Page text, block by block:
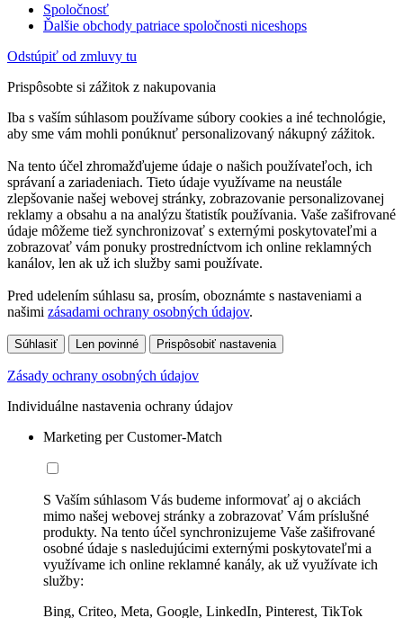
Spoločnosť
Ďalšie obchody patriace spoločnosti niceshops
Odstúpiť od zmluvy tu
Prispôsobte si zážitok z nakupovania
Iba s vaším súhlasom používame súbory cookies a iné technológie,
aby sme vám mohli ponúknuť personalizovaný nákupný zážitok.
Na tento účel zhromažďujeme údaje o našich používateľoch, ich
správaní a zariadeniach. Tieto údaje využívame na neustále
zlepšovanie našej webovej stránky, zobrazovanie personalizovanej
reklamy a obsahu a na analýzu štatistík používania. Vaše zašifrované
údaje môžeme tiež synchronizovať s externými poskytovateľmi a
zobrazovať vám ponuky prostredníctvom ich online reklamných
kanálov, len ak už ich služby sami používate.
Pred udelením súhlasu sa, prosím, oboznámte s nastaveniami a
našimi zásadami ochrany osobných údajov.
Súhlasiť Len povinné Prispôsobiť nastavenia
Zásady ochrany osobných údajov
Individuálne nastavenia ochrany údajov
Marketing per Customer-Match
S Vaším súhlasom Vás budeme informovať aj o akciách
mimo našej webovej stránky a zobrazovať Vám príslušné
produkty. Na tento účel synchronizujeme Vaše zašifrované
osobné údaje s nasledujúcimi externými poskytovateľmi a
využívame ich online reklamné kanály, ak už využívate ich
služby:
Bing, Criteo, Meta, Google, LinkedIn, Pinterest, TikTok